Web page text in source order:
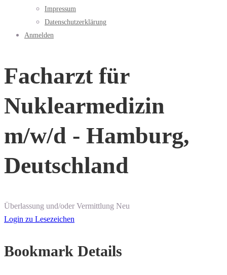
Impressum
Datenschutzerklärung
Anmelden
Facharzt für
Nuklearmedizin
m/w/d - Hamburg,
Deutschland
Überlassung und/oder Vermittlung Neu
Login zu Lesezeichen
Bookmark Details